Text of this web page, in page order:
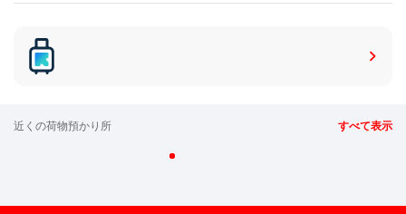
近くの荷物預かり所 すべて表示